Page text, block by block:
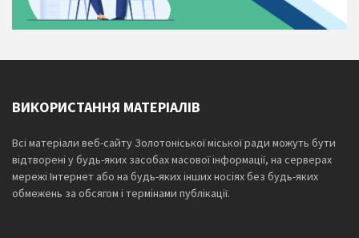
ВИКОРИСТАННЯ МАТЕРІАЛІВ
Всі матеріали веб-сайту Золотоніської міської ради можуть бути
відтворені у будь-яких засобах масової інформації, на серверах
мережі Інтернет або на будь-яких інших носіях без будь-яких
обмежень за обсягом і термінами публікації.